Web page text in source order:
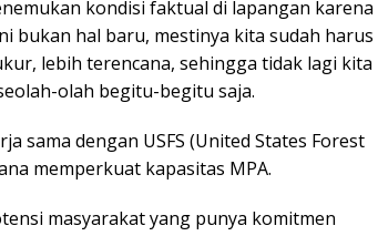
kondisi faktual di lapangan karena
bukan hal baru, mestinya kita sudah harus
lebih terencana, sehingga tidak lagi kita
olah begitu-begitu saja.
sama dengan USFS (United States Forest
memperkuat kapasitas MPA.
masyarakat yang punya komitmen